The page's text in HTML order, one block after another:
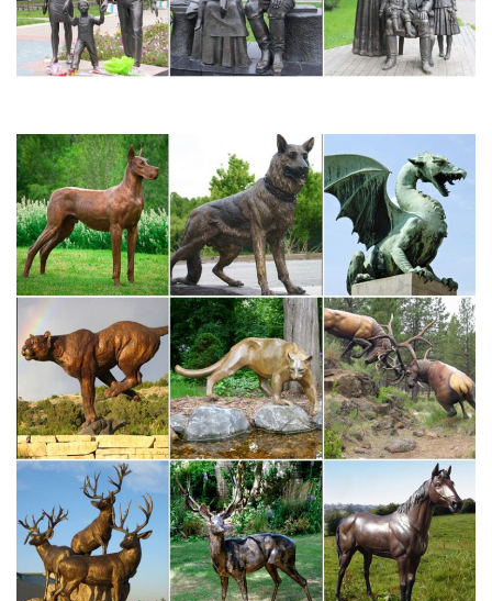
Идеи подарков:подарок руководителю элитные подарки для
руководителей.Скульптура "Символ нашей любви". Арт.
Скульптуры и статуэтки. Сортировка. не имеет значения по
новизне сначала дешевые сначала дорогие по названию.
Цена.Статуэтка-шкатулка «Собака Агата» – символ 2018 года.
скульптуры и сувениры из Греции… Греческие статуэтки…
Мраморные сувенирные шахматы, разнообразные статуэтки в
виде знаков зодиака, изображений птиц и животных, cycladics,
статуи греческих богов и героев греческой мифологии,
аПегасус Арт – скульптуры из Греции.Указанные цены
являются базовыми.
Боги из бронзы, античная бронза, бронзовые статуэтки богов.
Античные боги статуэтки – статуэтки из бронзы – подарки из
бронзы.Античные боги древней Греции и Римской империи,
выполненные из бронзы, в наше время станут хорошим
подарком для всех любителей интерьерной скульптуры.
Скульптуры и статуэтки – Купить Предметы интерьера…
В магазине Токката собран огромный каталог товаров, и в